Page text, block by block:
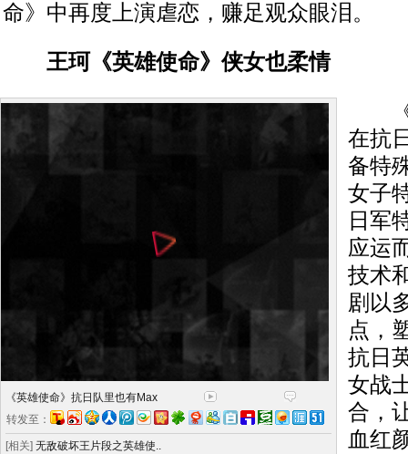
命》中再度上演虐恋，赚足观众眼泪。
王珂《英雄使命》侠女也柔情
《英雄使命》抗日队里也有Max
转发至：
[相关] 无敌破坏王片段之英雄使..
《
在抗
备特
女子
日军
应运
技术
剧以
点，
抗日
女战
合，
血红